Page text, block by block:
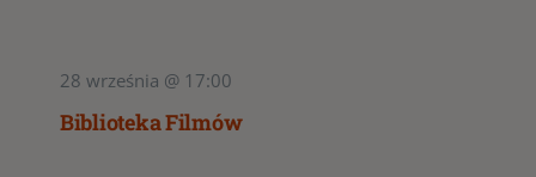
28 września @ 17:00
Biblioteka Filmów